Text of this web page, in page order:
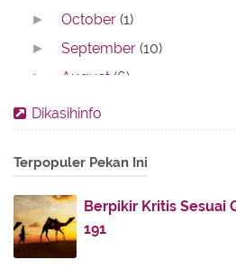
► October(1)
► September(10)
► August (6)
► July(3)
► May(8)
► April
► March
Dikasihinfo
Terpopuler Pekan Ini
Berpikir Kritis Sesuai
191